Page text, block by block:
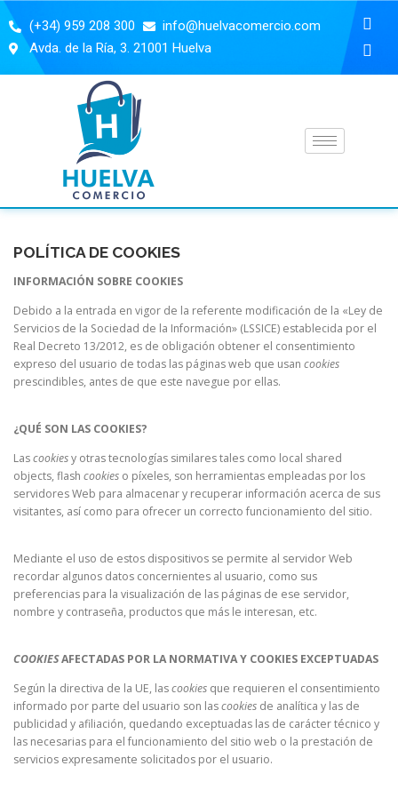
(+34) 959 208 300
info@huelvacomercio.com
Avda. de la Ría, 3. 21001 Huelva
POLÍTICA DE COOKIES
INFORMACIÓN SOBRE COOKIES
Debido a la entrada en vigor de la referente modificación de la «Ley de
Servicios de la Sociedad de la Información» (LSSICE) establecida por el
Real Decreto 13/2012, es de obligación obtener el consentimiento
expreso del usuario de todas las páginas web que usan cookies
prescindibles, antes de que este navegue por ellas.
¿QUÉ SON LAS COOKIES?
Lascookiesy otras tecnologías similares tales como local shared
objects, flash cookies o píxeles, son herramientas empleadas por los
servidores Web para almacenar y recuperar información acerca de sus
visitantes, así como para ofrecer un correcto funcionamiento del sitio.
Mediante el uso de estos dispositivos se permite al servidor Web
recordar algunos datos concernientes al usuario, como sus
preferencias para la visualización de las páginas de ese servidor,
nombre y contraseña, productos que más le interesan, etc.
COOKIESAFECTADAS POR LA NORMATIVA Y COOKIES EXCEPTUADAS
Según la directiva de la UE, lascookies que requieren el consentimiento
informado por parte del usuario son lascookies de analítica y las de
publicidad y afiliación, quedando exceptuadas las de carácter técnico y
las necesarias para el funcionamiento del sitio web o la prestación de
servicios expresamente solicitados por el usuario.